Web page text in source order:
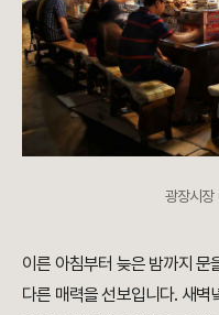
광장시
이른 아침부터 늦은 밤까지 문
다른 매력을 선보입니다. 새벽